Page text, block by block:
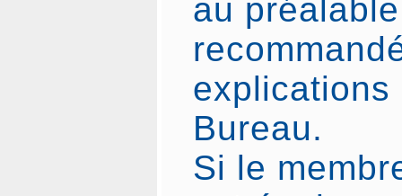
au
explications
Bureau.
Si le